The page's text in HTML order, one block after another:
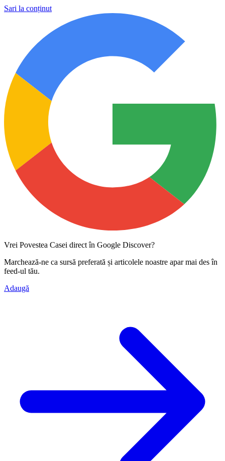
Sari la conținut
Vrei Povestea Casei direct în Google Discover?
Marchează-ne ca sursă preferată și articolele noastre apar mai des în
feed-ul tău.
Adaugă